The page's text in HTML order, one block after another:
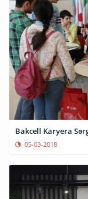
Bakcell Karyera
05-03-2018